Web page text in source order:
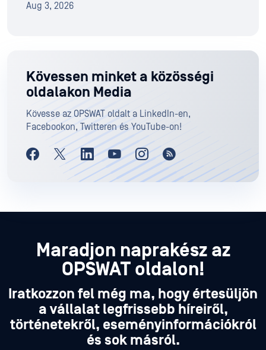
Aug 3, 2026
Kövessen minket a közösségi
oldalakon Media
Kövesse az OPSWAT oldalt a LinkedIn-en,
Facebookon, Twitteren és YouTube-on!
Maradjon naprakész az
OPSWAT oldalon!
Iratkozzon fel még ma, hogy értesüljön
a vállalat legfrissebb híreiről,
történetekről, eseményinformációkról
és sok másról.